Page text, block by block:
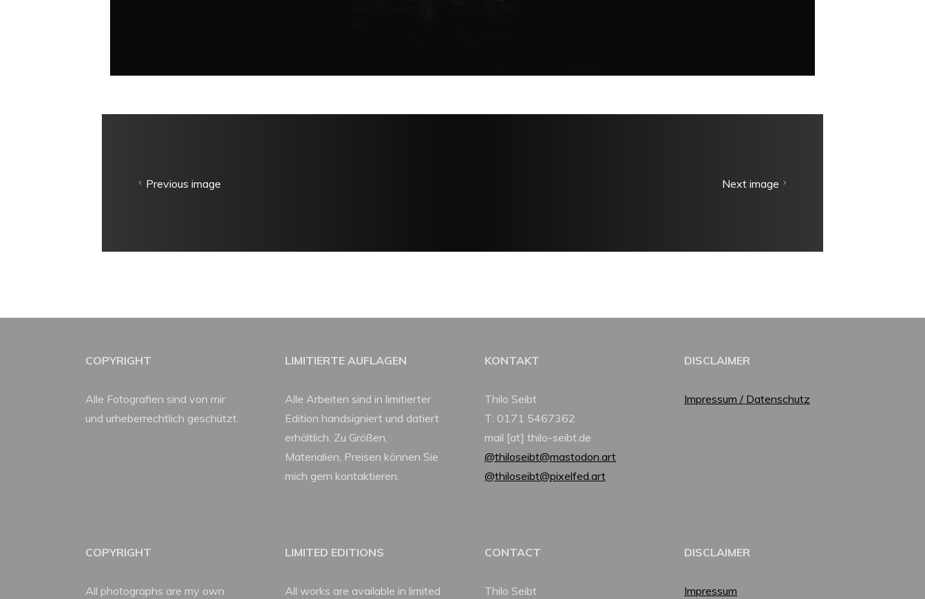
Previous image Next image
COPYRIGHT
Alle Fotografien sind von mir
und urheberrechtlich geschützt.
LIMITIERTE AUFLAGEN
Alle Arbeiten sind in limitierter
Edition handsigniert und datiert
erhältlich. Zu Größen,
Materialien, Preisen können Sie
mich gern kontaktieren.
KONTAKT
Thilo Seibt
T: 0171 5467362
mail [at] thilo-seibt.de
@thiloseibt@mastodon.art
@thiloseibt@pixelfed.art
DISCLAIMER
Impressum / Datenschutz
COPYRIGHT
All photographs are my own
LIMITED EDITIONS
All works are available in limited
CONTACT
Thilo Seibt
DISCLAIMER
Impressum